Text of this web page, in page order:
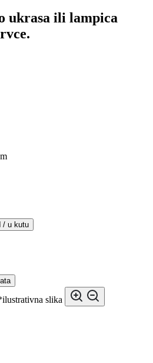
ukrasa ili lampica
/ u kutu
slika